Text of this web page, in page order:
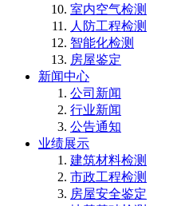
室内空气检测
人防工程检测
智能化检测
房屋鉴定
新闻中心
公司新闻
行业新闻
公告通知
业绩展示
建筑材料检测
市政工程检测
房屋安全鉴定